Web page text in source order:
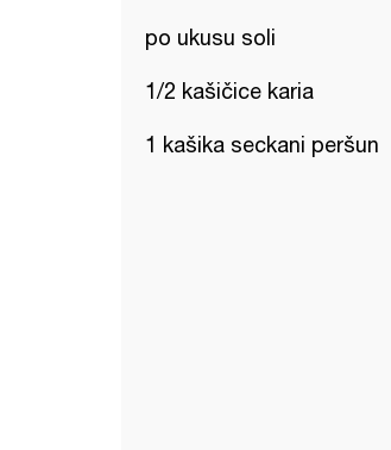
po ukusu soli
1/2 kašičice karia
1 kašika seckani peršun